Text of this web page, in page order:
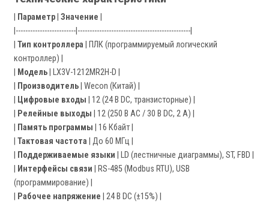
Параметр Значение
|-------------------------|-----------------------------------------------|
Тип контроллера | ПЛК (программируемый логический
контроллер) |
Модель | LX3V-1212MR2H-D |
Производитель | Wecon (Китай) |
Цифровые входы | 12 (24 В DC, транзисторные) |
Релейные выходы | 12 (250 В AC / 30 В DC, 2 А) |
Память программы | 16 Кбайт |
Тактовая частота | До 60 МГц |
Поддерживаемые языки | LD (лестничные диаграммы), ST, FBD |
Интерфейсы связи | RS-485 (Modbus RTU), USB
(программирование) |
Рабочее напряжение | 24 В DC (±15%) |